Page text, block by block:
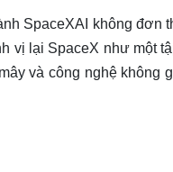
SpaceXAI không đơn
vị lại SpaceX như một
và công nghệ không